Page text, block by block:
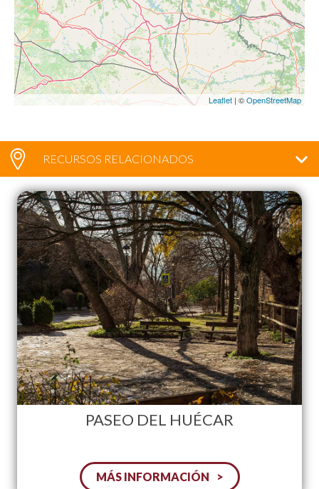
Leaflet | ©OpenStreetMap
RECURSOS RELACIONADOS
PASEO DEL HUÉCAR
MÁS INFORMACIÓN